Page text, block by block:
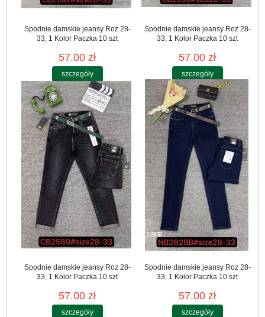
Spodnie damskie jeansy Roz 28-
33, 1 Kolor Paczka 10 szt
57.00 zł
szczegóły
Spodnie damskie jeansy Roz 28-
33, 1 Kolor Paczka 10 szt
57.00 zł
szczegóły
Spodnie damskie jeansy Roz 28-
33, 1 Kolor Paczka 10 szt
57.00 zł
szczegóły
Spodnie damskie jeansy Roz 28-
33, 1 Kolor Paczka 10 szt
57.00 zł
szczegóły